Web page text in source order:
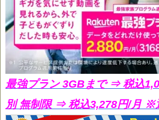
最強プラン 3GBまで ⇒ 税込
別 無制限 ⇒ 税込3,278円/月 ※